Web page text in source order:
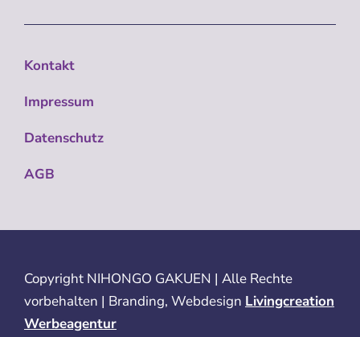
Kontakt
Impressum
Datenschutz
AGB
Copyright NIHONGO GAKUEN | Alle Rechte
vorbehalten | Branding, Webdesign Livingcreation
Werbeagentur